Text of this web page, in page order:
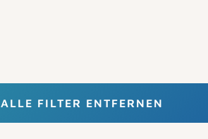
ALLE FILTER ENTFERNEN